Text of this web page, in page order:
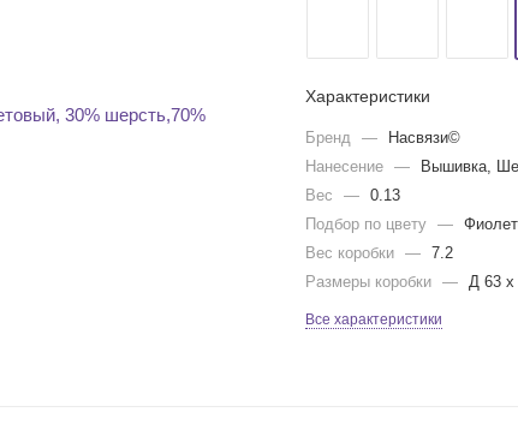
Характеристики
Бренд —
Насвязи©
Нанесение
—
Вышивка,
Вес
—
0.13
Подбор по цвету
—
Вес коробки
—
7.2
Размеры коробки
— Д 63
Все характеристики